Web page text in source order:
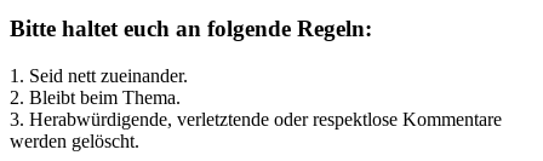
Bitte haltet euch an folgende Regeln:
1. Seid nett zueinander.
2. Bleibt beim Thema.
3. Herabwürdigende, verletztende oder respektlose Kommentare
werden gelöscht.